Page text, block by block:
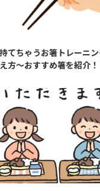
てちゃうお箸トレーニ
方～おすすめ箸を紹介！